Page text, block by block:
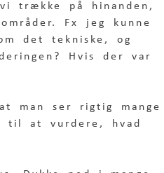
trække på hinanden,
Fx jeg kunne
det tekniske, og
Hvis der var
man ser rigtig mange
til at vurdere, hvad